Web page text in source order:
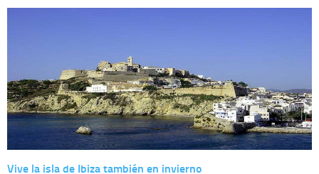
Vive la isla de Ibiza también en invierno